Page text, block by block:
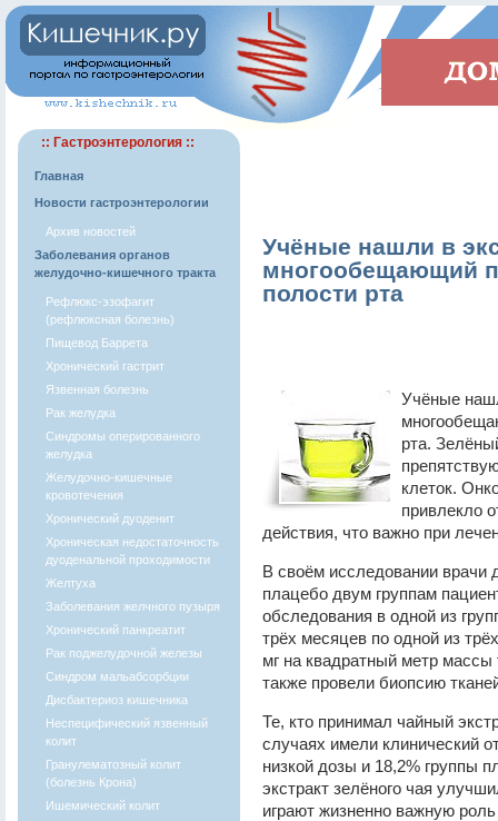
:: Гастроэнтерология ::
Главная
Новости гастроэнтерологии
Архив новостей
Заболевания органов
желудочно-кишечного тракта
Рефлюкс-эзофагит
(рефлюксная болезнь)
Пищевод Баррета
Хронический гастрит
Язвенная болезнь
Рак желудка
Синдромы оперированного
желудка
Желудочно-кишечные
кровотечения
Хронический дуоденит
Хроническая недостаточность
дуоденальной проходимости
Желтуха
Заболевания желчного пузыря
Хронический панкреатит
Рак поджелудочной железы
Синдром мальабсорбции
Дисбактериоз кишечника
Неспецифический язвенный
колит
Гранулематозный колит
(болезнь Крона)
Ишемический колит
Учёные нашли в
многообещающий
полости рта
Учёные
рта.
клеток.
привлекло
действия, что важно при
В своём исследовании врачи
плацебо двум группам
обследования в одной из
трёх месяцев по одной из
мг на квадратный метр
также провели биопсию
Те, кто принимал чайный
случаях имели клинический
низкой дозы и 18,2% группы
экстракт зелёного чая
играют жизненно важную